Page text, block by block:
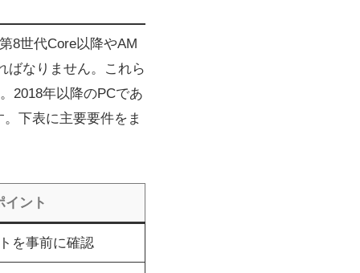
8世代Core以降やAM
ばなりません。これら
2018年以降のPCであ
下表に主要要件をま
イント
を事前に確認